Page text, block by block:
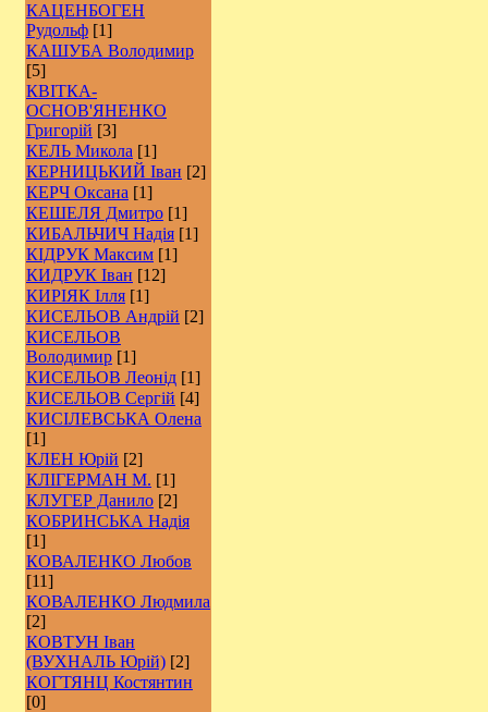
КАЦЕНБОГЕН
Рудольф [1]
КАШУБА Володимир
[5]
КВІТКА-
ОСНОВ'ЯНЕНКО
Григорій [3]
КЕЛЬ Микола [1]
КЕРНИЦЬКИЙ Іван [2]
КЕРЧ Оксана [1]
КЕШЕЛЯ Дмитро [1]
КИБАЛЬЧИЧ Надія [1]
КІДРУК Максим [1]
КИДРУК Іван [12]
КИРІЯК Ілля [1]
КИСЕЛЬОВ Андрій [2]
КИСЕЛЬОВ
Володимир [1]
КИСЕЛЬОВ Леонід [1]
КИСЕЛЬОВ Сергій [4]
КИСІЛЕВСЬКА Олена
[1]
КЛЕН Юрій [2]
КЛІГЕРМАН М. [1]
КЛУГЕР Данило [2]
КОБРИНСЬКА Надія
[1]
КОВАЛЕНКО Любов
[11]
КОВАЛЕНКО Людмила
[2]
КОВТУН Іван
(ВУХНАЛЬ Юрій) [2]
КОГТЯНЦ Костянтин
[0]